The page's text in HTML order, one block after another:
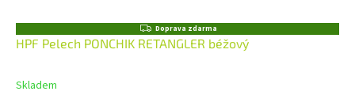
Z
D
A
Doprava zdarma
HPF Pelech PONCHIK RETANGLER béžový
Skladem